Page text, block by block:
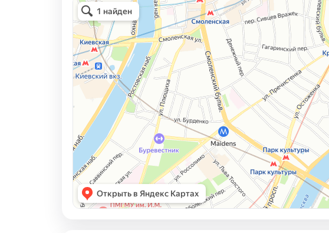
Декабрь 2026